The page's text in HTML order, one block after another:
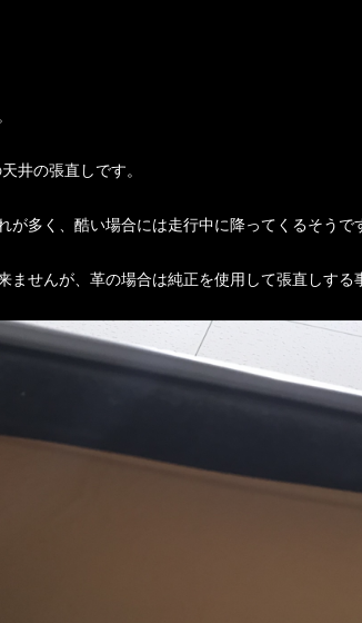
井の張直しです。
多く、酷い場合には走行中に降ってくるそうで
ませんが、革の場合は純正を使用して張直しする